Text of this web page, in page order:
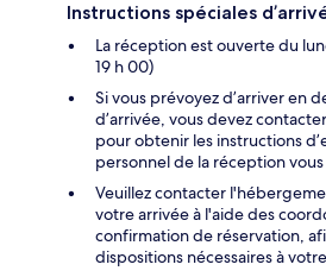
Instructions spéciales
La réception est ouverte du
19 h 00)
Si vous prévoyez d’arriver en
d’arrivée, vous devez
pour obtenir les instructions
personnel de la réception
Veuillez contacter
votre arrivée à l'aide des
confirmation de réservation,
dispositions nécessaires à